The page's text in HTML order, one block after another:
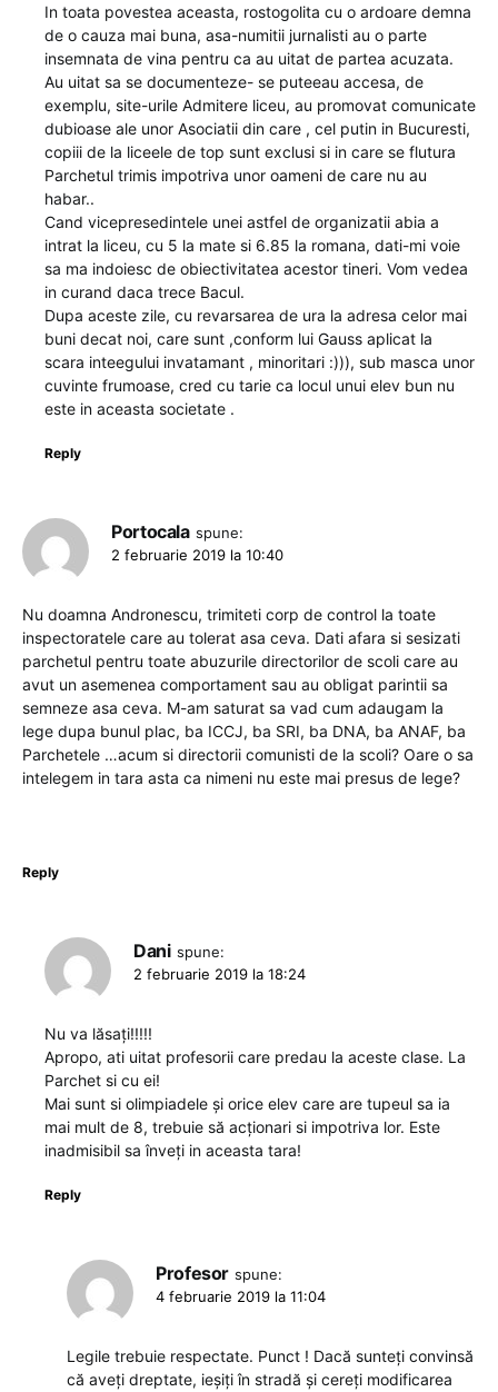
In toata povestea aceasta, rostogolita cu o ardoare demna
de o cauza mai buna, asa-numitii jurnalisti au o parte
insemnata de vina pentru ca au uitat de partea acuzata.
Au uitat sa se documenteze- se puteeau accesa, de
exemplu, site-urile Admitere liceu, au promovat comunicate
dubioase ale unor Asociatii din care , cel putin in Bucuresti,
copiii de la liceele de top sunt exclusi si in care se flutura
Parchetul trimis impotriva unor oameni de care nu au
habar..
Cand vicepresedintele unei astfel de organizatii abia a
intrat la liceu, cu 5 la mate si 6.85 la romana, dati-mi voie
sa ma indoiesc de obiectivitatea acestor tineri. Vom vedea
in curand daca trece Bacul.
Dupa aceste zile, cu revarsarea de ura la adresa celor mai
buni decat noi, care sunt ,conform lui Gauss aplicat la
scara inteegului invatamant , minoritari :))), sub masca unor
cuvinte frumoase, cred cu tarie ca locul unui elev bun nu
este in aceasta societate .
Reply
Portocala spune:
2 februarie 2019 la 10:40
Nu doamna Andronescu, trimiteti corp de control la toate
inspectoratele care au tolerat asa ceva. Dati afara si sesizati
parchetul pentru toate abuzurile directorilor de scoli care au
avut un asemenea comportament sau au obligat parintii sa
semneze asa ceva. M-am saturat sa vad cum adaugam la
lege dupa bunul plac, ba ICCJ, ba SRI, ba DNA, ba ANAF, ba
Parchetele …acum si directorii comunisti de la scoli? Oare o sa
intelegem in tara asta ca nimeni nu este mai presus de lege?
Reply
Dani spune:
2 februarie 2019 la 18:24
Nu va lăsați!!!!!
Apropo, ati uitat profesorii care predau la aceste clase. La
Parchet si cu ei!
Mai sunt si olimpiadele și orice elev care are tupeul sa ia
mai mult de 8, trebuie să acționari si impotriva lor. Este
inadmisibil sa înveți in aceasta tara!
Reply
Profesor spune:
4 februarie 2019 la 11:04
Legile trebuie respectate. Punct ! Dacă sunteți convinsă
că aveți dreptate, ieșiți în stradă și cereți modificarea